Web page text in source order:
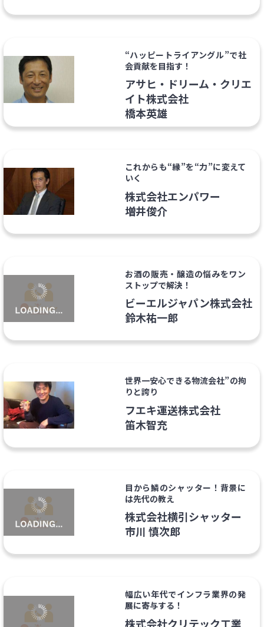
“ハッピートライアングル”で社
会貢献を目指す！
アサヒ・ドリーム・クリエ
イト株式会社
橋本英雄
これからも“縁”を“力”に変えて
いく
株式会社エンパワー
増井俊介
お酒の販売・醸造の悩みをワン
ストップで解決！
ビーエルジャパン株式会社
鈴木祐一郎
世界一安心できる物流会社”の拘
りと誇り
フエキ運送株式会社
笛木智充
目から鱗のシャッター！背景に
は先代の教え
株式会社横引シャッター
市川 慎次郎
幅広い年代でインフラ業界の発
展に寄与する！
株式会社クリテック工業